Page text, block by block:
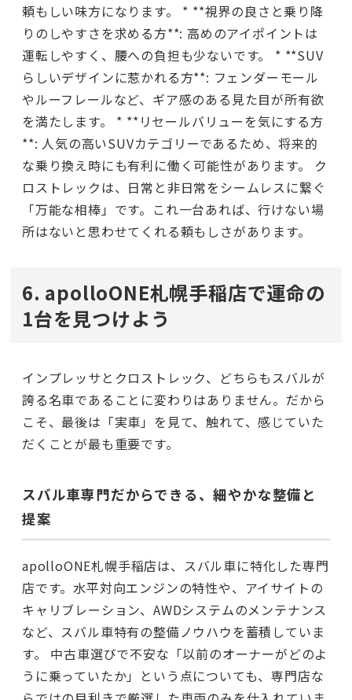
頼もしい味方になります。 * **視界の良さと乗り降
りのしやすさを求める方**: 高めのアイポイントは
運転しやすく、腰への負担も少ないです。 * **SUV
らしいデザインに惹かれる方**: フェンダーモール
やルーフレールなど、ギア感のある見た目が所有欲
を満たします。 * **リセールバリューを気にする方
**: 人気の高いSUVカテゴリーであるため、将来的
な乗り換え時にも有利に働く可能性があります。 ク
ロストレックは、日常と非日常をシームレスに繋ぐ
「万能な相棒」です。これ一台あれば、行けない場
所はないと思わせてくれる頼もしさがあります。
6. apolloONE札幌手稲店で運命の
1台を見つけよう
インプレッサとクロストレック、どちらもスバルが
誇る名車であることに変わりはありません。だから
こそ、最後は「実車」を見て、触れて、感じていた
だくことが最も重要です。
スバル車専門だからできる、細やかな整備と
提案
apolloONE札幌手稲店は、スバル車に特化した専門
店です。水平対向エンジンの特性や、アイサイトの
キャリブレーション、AWDシステムのメンテナンス
など、スバル車特有の整備ノウハウを蓄積していま
す。 中古車選びで不安な「以前のオーナーがどのよ
うに乗っていたか」という点についても、専門店な